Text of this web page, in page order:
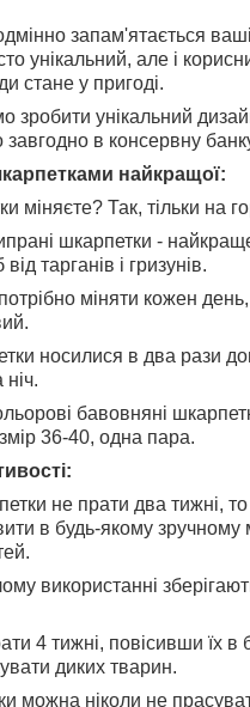
запам'ятається
унікальний, але і
стане у пригоді.
унікальний
в консервну
найкращої:
міняєте? Так, тільки на
шкарпетки -
тарганів і гризунів.
міняти кожен
носилися в два рази
ніч.
бавовняні
36-40, одна пара.
не прати два тижні, то
в будь-якому зручному
використанні
4 тижні, повісивши їх в
диких тварин.
можна ніколи не